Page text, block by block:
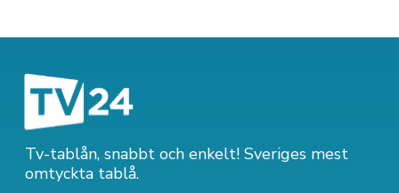
Tv-tablån, snabbt och enkelt! Sveriges mest
omtyckta tablå.